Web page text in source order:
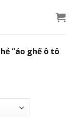
“áo ghế ô tô